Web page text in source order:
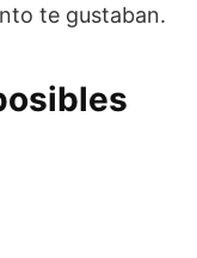
te gustaban.